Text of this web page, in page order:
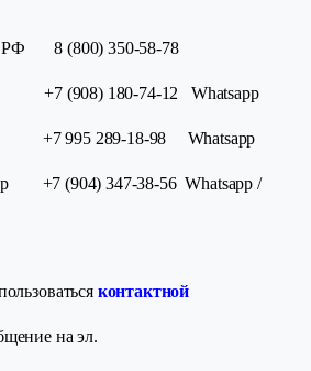
РФ 8 (800) 350-58-78
+7 (908) 180-74-12 Whatsapp
+7 995 289-18-98 Whatsapp
+7 (904) 347-38-56 Whatsapp /
контактной
на эл.